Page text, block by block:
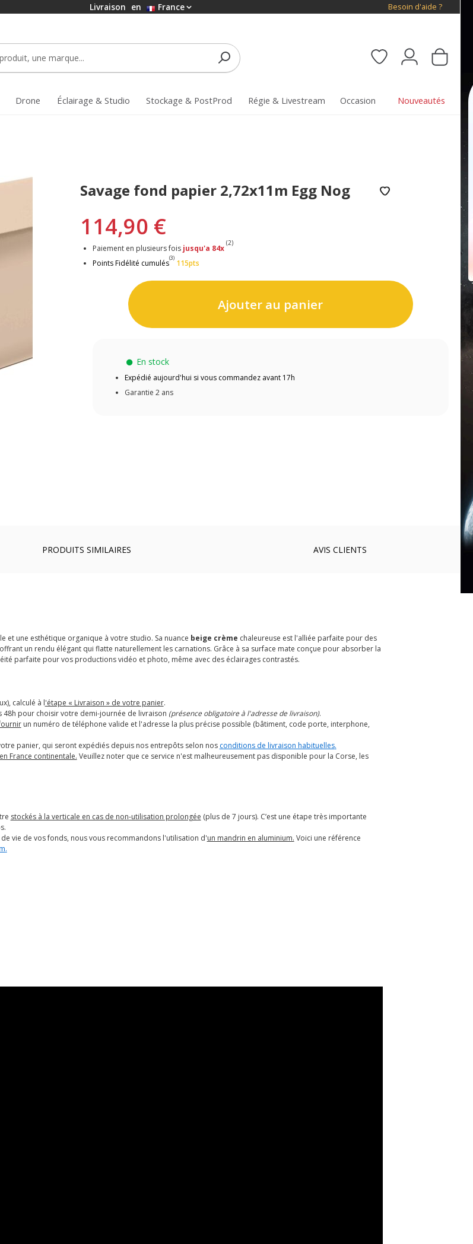
Livraison en France Besoin d'aide ?
Drone Éclairage & Studio Stockage & PostProd Régie & Livestream Occasion Nouveautés
Savage fond papier 2,72x11m Egg Nog
114,90 €
Paiement en plusieurs fois jusqu'a 84x
(2)
Points Fidélité cumulés
(3)
115pts
Ajouter au panier
En stock
Expédié aujourd'hui si vous commandez avant 17h
Garantie 2 ans
PRODUITS SIMILAIRES AVIS CLIENTS
et une esthétique organique à votre studio. Sa nuance beige crème chaleureuse est l'alliée parfaite pour des
un rendu élégant qui flatte naturellement les carnations. Grâce à sa surface mate conçue pour absorber la
parfaite pour vos productions vidéo et photo, même avec des éclairages contrastés.
calculé à l'étape « Livraison » de votre panier.
pour choisir votre demi-journée de livraison (présence obligatoire à l'adresse de livraison).
un numéro de téléphone valide et l'adresse la plus précise possible (bâtiment, code porte, interphone,
panier, qui seront expédiés depuis nos entrepôts selon nos conditions de livraison habituelles.
France continentale. Veuillez noter que ce service n'est malheureusement pas disponible pour la Corse, les
stockés à la verticale en cas de non-utilisation prolongée (plus de 7 jours). C’est une étape très importante
vie de vos fonds, nous vous recommandons l'utilisation d'un mandrin en aluminium. Voici une référence
.